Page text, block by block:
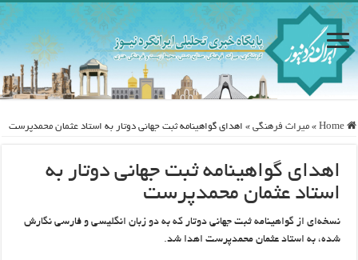
Home
» ميراث فرهنگی » اهدای گواهینامه ثبت جهانی دوتار به استاد عثمان محمدپرست
اهدای گواهینامه ثبت جهانی دوتار به
استاد عثمان محمدپرست
نسخه‌ای از گواهینامه ثبت جهانی دوتار که به دو زبان انگلیسی و فارسی نگارش
شده، به استاد عثمان محمدپرست اهدا شد.